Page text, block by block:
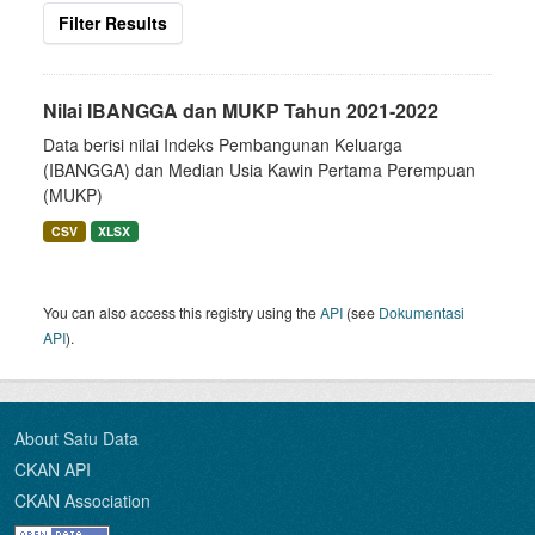
Filter Results
Nilai IBANGGA dan MUKP Tahun 2021-2022
Data berisi nilai Indeks Pembangunan Keluarga
(IBANGGA) dan Median Usia Kawin Pertama Perempuan
(MUKP)
CSV XLSX
You can also access this registry using theAPI (see Dokumentasi
API).
About Satu Data
CKAN API
CKAN Association